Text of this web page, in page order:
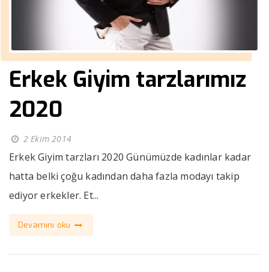
Erkek Giyim tarzlarımız
2020
2 Ekim 2014
Erkek Giyim tarzları 2020 Günümüzde kadınlar kadar
hatta belki çoğu kadından daha fazla modayı takip
ediyor erkekler. Et...
Devamını oku